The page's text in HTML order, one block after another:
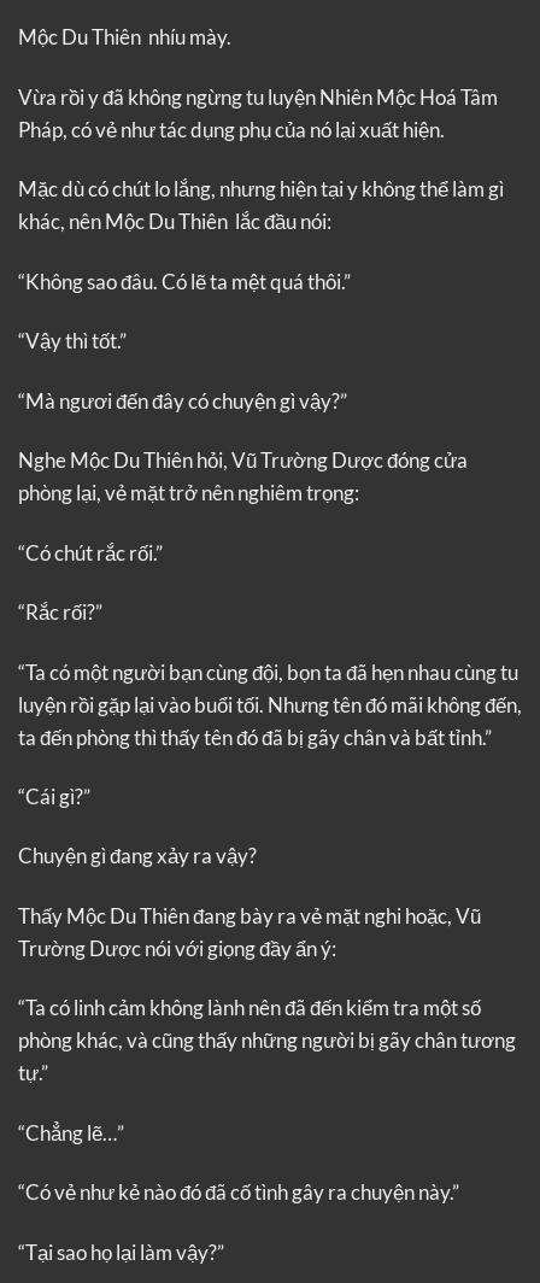
Mộc Du Thiên nhíu mày.
Vừa rồi y đã không ngừng tu luyện Nhiên Mộc Hoá Tâm
Pháp, có vẻ như tác dụng phụ của nó lại xuất hiện.
Mặc dù có chút lo lắng, nhưng hiện tại y không thể làm gì
khác, nên Mộc Du Thiên lắc đầu nói:
“Không sao đâu. Có lẽ ta mệt quá thôi.”
“Vậy thì tốt.”
“Mà ngươi đến đây có chuyện gì vậy?”
Nghe Mộc Du Thiên hỏi, Vũ Trường Dược đóng cửa
phòng lại, vẻ mặt trở nên nghiêm trọng:
“Có chút rắc rối.”
“Rắc rối?”
“Ta có một người bạn cùng đội, bọn ta đã hẹn nhau cùng tu
luyện rồi gặp lại vào buổi tối. Nhưng tên đó mãi không đến,
ta đến phòng thì thấy tên đó đã bị gãy chân và bất tỉnh.”
“Cái gì?”
Chuyện gì đang xảy ra vậy?
Thấy Mộc Du Thiên đang bày ra vẻ mặt nghi hoặc, Vũ
Trường Dược nói với giọng đầy ẩn ý:
“Ta có linh cảm không lành nên đã đến kiểm tra một số
phòng khác, và cũng thấy những người bị gãy chân tương
tự.”
“Chẳng lẽ…”
“Có vẻ như kẻ nào đó đã cố tình gây ra chuyện này.”
“Tại sao họ lại làm vậy?”